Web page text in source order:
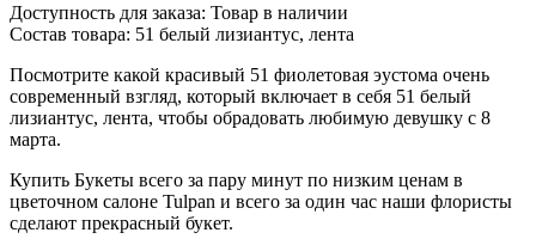
Доступность для заказа: Товар в наличии
Состав товара: 51 белый лизиантус, лента
Посмотрите какой красивый 51 фиолетовая эустома очень
современный взгляд, который включает в себя 51 белый
лизиантус, лента, чтобы обрадовать любимую девушку с 8
марта.
Купить Букеты всего за пару минут по низким ценам в
цветочном салоне Tulpan и всего за один час наши флористы
сделают прекрасный букет.